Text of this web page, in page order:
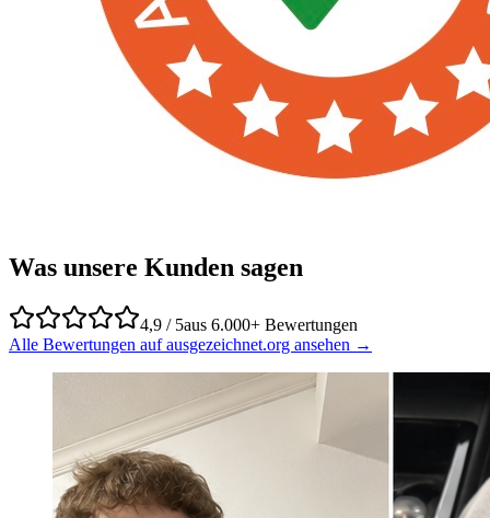
Was unsere Kunden sagen
4,9 / 5aus 6.000+ Bewertungen
Alle Bewertungen auf ausgezeichnet.org ansehen →